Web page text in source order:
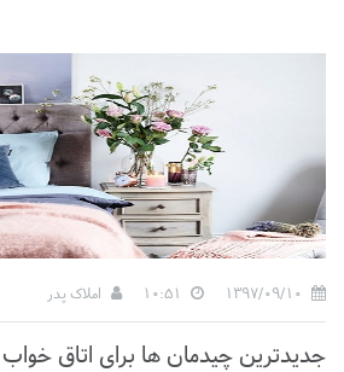
املاک پدر
جدیدترین چیدمان ها برای اتاق خواب